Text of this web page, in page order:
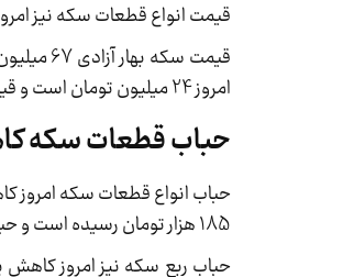
قیمت انواع قطعات سکه نیز امروز افت کرده
امروز 24 میلیون تومان است و قیمت سکه گرمی به 13 میلیون و 100 هزار تومان رسیده است.
حباب قطعات سکه
185 هزار تومان رسیده است و حباب نیم سکه نیز در سطح 11 میلیون و 42 هزار تومان قرار دارد.